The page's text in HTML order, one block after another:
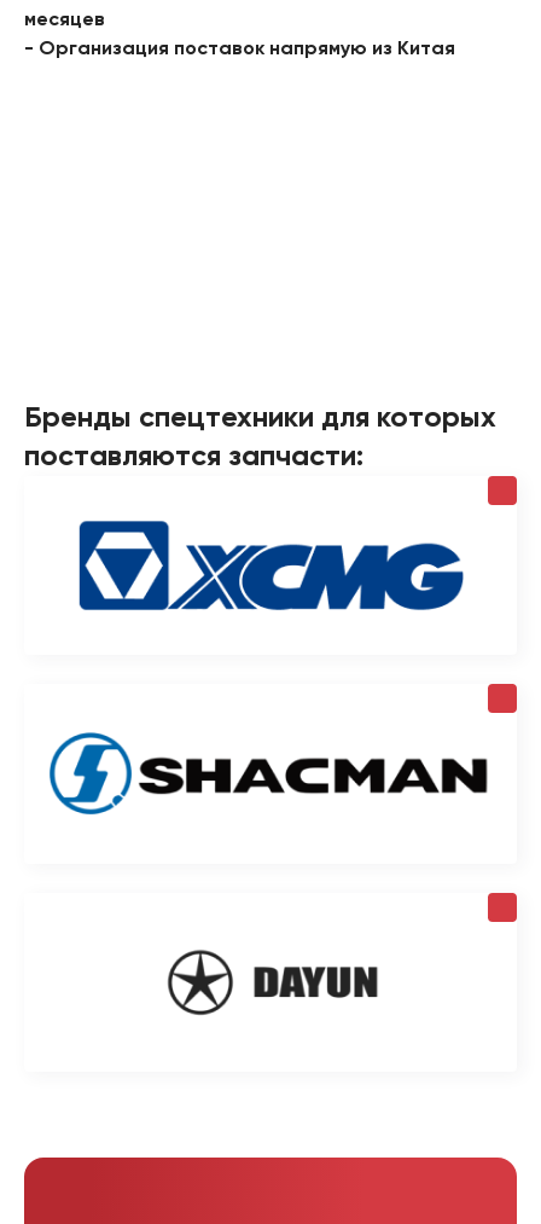
месяцев
- Организация поставок напрямую из Китая
Бренды спецтехники для которых
поставляются запчасти: